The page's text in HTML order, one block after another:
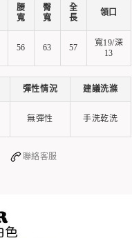
腰
寬
臀
寬
全
長
領口
56 63 57
寬19/深
13
彈性情況 建議洗滌
無彈性 手洗乾洗
聯絡客服